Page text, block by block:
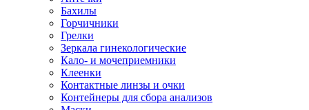
Бахилы
Горчичники
Грелки
Зеркала гинекологические
Кало- и мочеприемники
Клеенки
Контактные линзы и очки
Контейнеры для сбора анализов